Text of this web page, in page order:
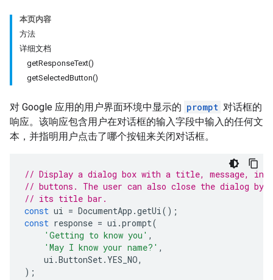
本页内容
方法
详细文档
getResponseText()
getSelectedButton()
对 Google 应用的用户界面环境中显示的 prompt 对话框的
响应。该响应包含用户在对话框的输入字段中输入的任何文
本，并指明用户点击了哪个按钮来关闭对话框。
// Display a dialog box with a title, message,
// buttons. The user can also close the dialog
// its title bar.
const ui = DocumentApp .getUi();
const response = ui .prompt(
'Getting to know you' ,
'May I know your name?' ,
ui .ButtonSet. YES_NO,
);